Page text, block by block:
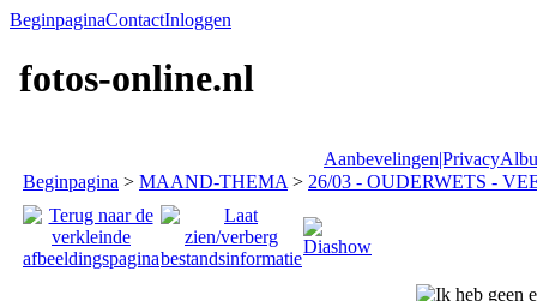
BeginpaginaContactInloggen
fotos-online.nl
Aanbevelingen|Privacy
Beginpagina > MAAND-THEMA > 26/03 - OUDERWETS -